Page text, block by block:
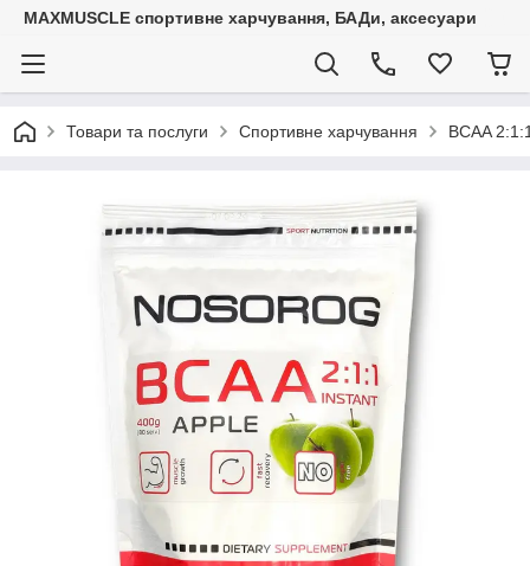
MAXMUSCLE спортивне харчування, БАДи, аксесуари
Товари та послуги Спортивне харчування BCAA